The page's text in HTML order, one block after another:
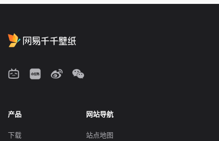
产品
下载
网站导航
站点地图